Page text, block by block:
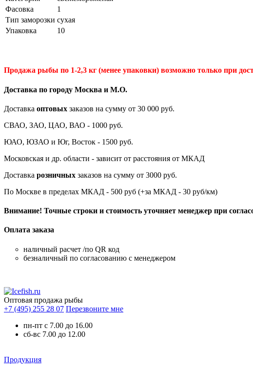
Фасовка
1
Тип заморозки сухая
Упаковка
10
Продажа рыбы по 1-2,3 кг (менее упаковки) возможно только при
Доставка по городу Москва и М.О.
Доставка оптовых заказов на сумму от 30 000 руб.
СВАО, ЗАО, ЦАО, ВАО - 1000 руб.
ЮАО, ЮЗАО и Юг, Восток - 1500 руб.
Московская и др. области - зависит от расстояния от МКАД
Доставка розничных заказов на сумму от 3000 руб.
По Москве в пределах МКАД - 500 руб (+за МКАД - 30 руб/км)
Внимание! Точные строки и стоимость уточняет менеджер при
Оплата заказа
наличный расчет /по QR код
безналичный по согласованию с менеджером
Оптовая продажа рыбы
+7 (495) 255 28 07 Перезвоните мне
пн-пт с 7.00 до 16.00
сб-вс 7.00 до 12.00
Продукция